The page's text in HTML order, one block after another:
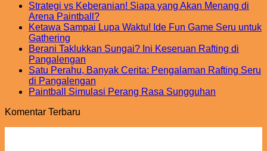
Strategi vs Keberanian! Siapa yang Akan Menang di
Arena Paintball?
Ketawa Sampai Lupa Waktu! Ide Fun Game Seru untuk
Gathering
Berani Taklukkan Sungai? Ini Keseruan Rafting di
Pangalengan
Satu Perahu, Banyak Cerita: Pengalaman Rafting Seru
di Pangalengan
Paintball Simulasi Perang Rasa Sungguhan
Komentar Terbaru